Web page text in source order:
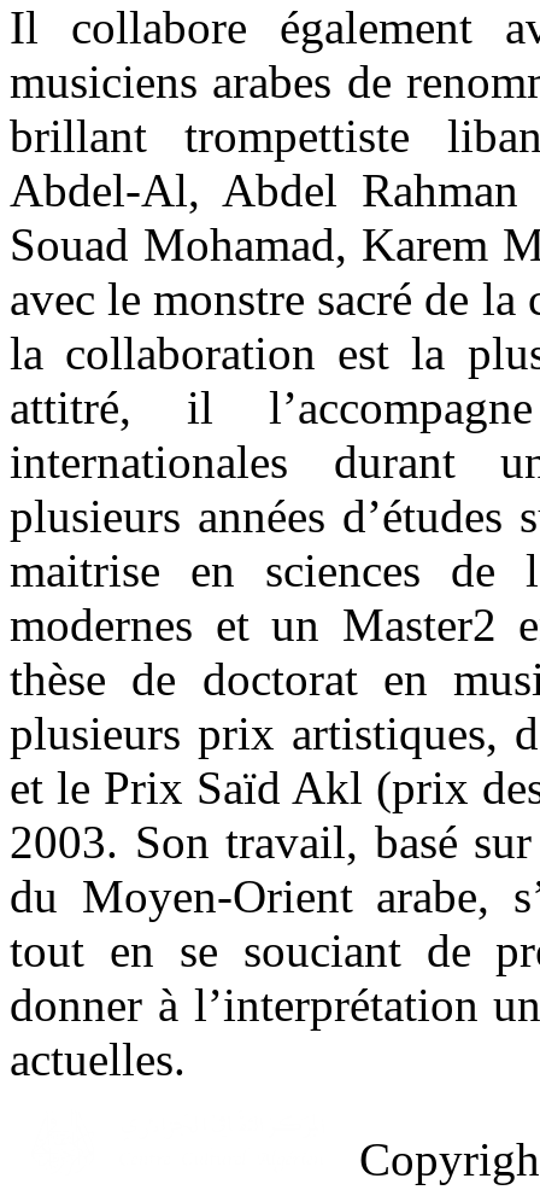
Il collabore également
musiciens arabes de
brillant trompettiste
Abdel-Al, Abdel Rahman
Souad Mohamad, Karem
avec le monstre sacré de
la collaboration est la
attitré, il
internationales durant
plusieurs années
maitrise en sciences de
modernes et un Master2
thèse de doctorat en
plusieurs prix artistiques,
et le Prix Saïd Akl (prix
2003. Son travail, basé
du Moyen-Orient arabe,
tout en se souciant de
donner à l’interprétation
actuelles.